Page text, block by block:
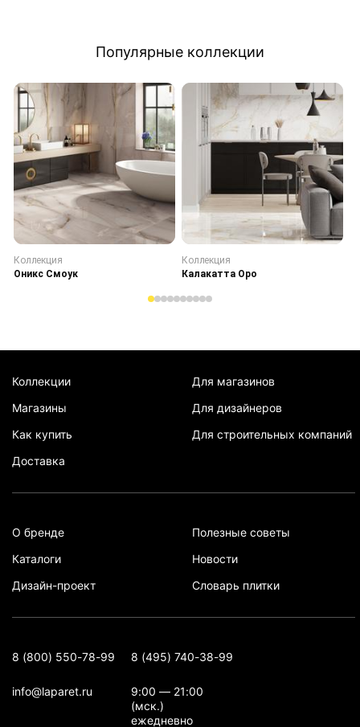
Популярные коллекции
Коллекция
Оникс Смоук
Коллекция
Калакатта Оро
Коллекции
Магазины
Как купить
Доставка
Для магазинов
Для дизайнеров
Для строительных компаний
О бренде
Каталоги
Дизайн-проект
Полезные советы
Новости
Словарь плитки
8 (800) 550-78-99 8 (495) 740-38-99
info@laparet.ru
9:00 — 21:00
(мск.)
ежедневно